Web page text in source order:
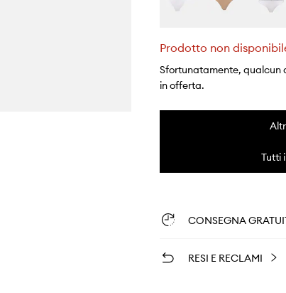
Prodotto non
Sfortunatamente, qualcun
in offerta.
Tutti
CONSEGNA
RESI E RECLAMI